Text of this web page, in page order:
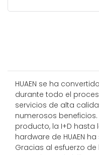
HUAEN se ha
durante todo el
servicios de alta
numerosos
producto, la I+D
hardware de HUAEN
Gracias al esfuerzo